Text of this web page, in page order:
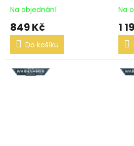
Na objednání
849 Kč
Do košíku
Na
1